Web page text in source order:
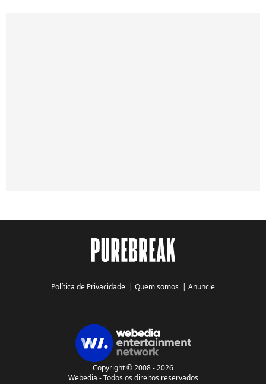
Política de Privacidade | Quem somos | Anuncie
Copyright © 2008 - 2026
Webedia - Todos os direitos reservados